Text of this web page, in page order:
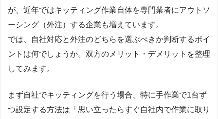
が、近年ではキッティング作業自体を専門業者にアウトソ
ーシング（外注）する企業も増えています。
では、自社対応と外注のどちらを選ぶべきか判断するポイ
ントは何でしょうか。双方のメリット・デメリットを整理
してみます。
まず自社でキッティングを行う場合、特に手作業で1台ず
つ設定する方法は「思い立ったらすぐ自社内で作業に取り